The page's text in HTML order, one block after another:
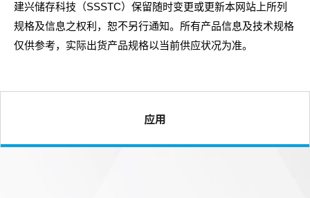
建兴储存科技（SSSTC）保留随时变更或更新本网站上所列
规格及信息之权利，恕不另行通知。所有产品信息及技术规格
仅供参考，实际出货产品规格以当前供应状况为准。
应用